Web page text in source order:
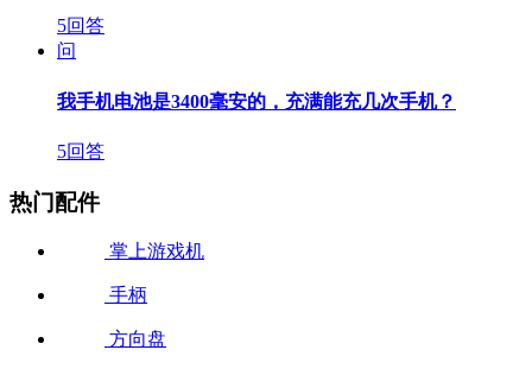
5回答
问
我手机电池是3400毫安的，充满能充几次手机？
5回答
热门配件
掌上游戏机
手柄
方向盘